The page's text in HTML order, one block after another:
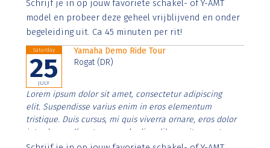
imperdiet. Nunc ut sem vitae risus tristique posuere.
Schrijf je in op jouw favoriete schakel- of Y-AMT
model en probeer deze geheel vrijblijvend en onder
begeleiding uit. Ca 45 minuten per rit!
Saturday
25
JULY
Yamaha Demo Ride Tour
Rogat (DR)
Lorem ipsum dolor sit amet, consectetur adipiscing
elit. Suspendisse varius enim in eros elementum
tristique. Duis cursus, mi quis viverra ornare, eros dolor
interdum nulla, ut commodo diam libero vitae erat.
Aenean faucibus nibh et justo cursus id rutrum lorem